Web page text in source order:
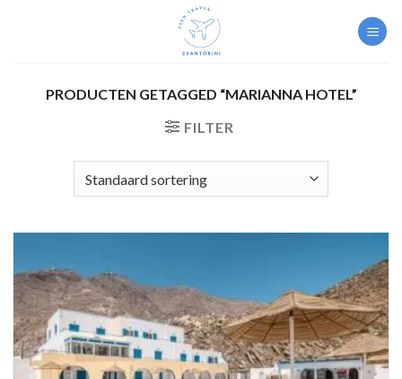
PRODUCTEN GETAGGED “MARIANNA HOTEL”
FILTER